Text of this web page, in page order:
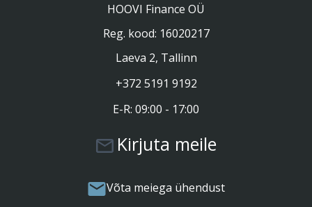
HOOVI Finance OÜ
Reg. kood: 16020217
Laeva 2, Tallinn
+372 5191 9192
E-R: 09:00 - 17:00
Kirjuta meile
Võta meiega ühendust